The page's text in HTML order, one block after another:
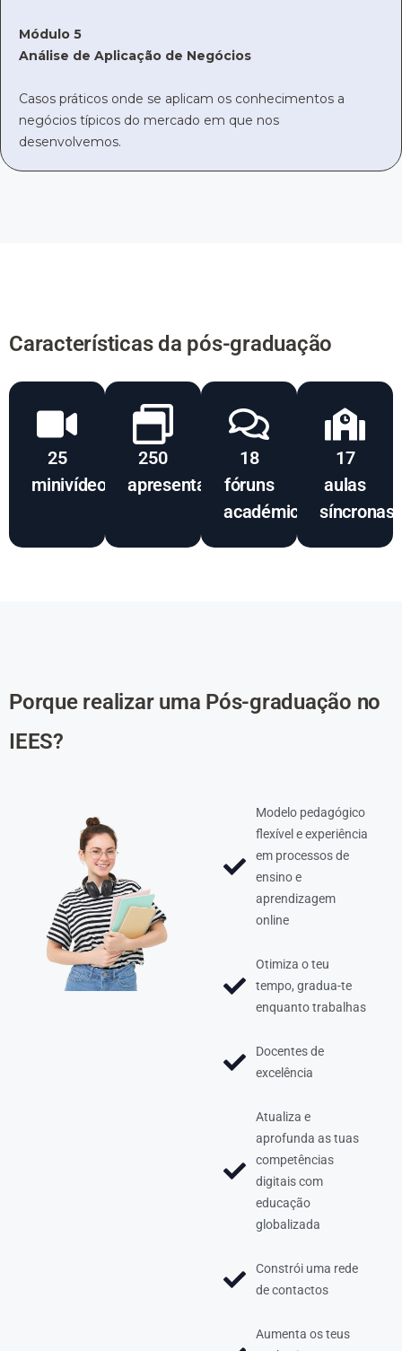
Módulo 5
Análise de Aplicação de Negócios
Casos práticos onde se aplicam os conhecimentos a
negócios típicos do mercado em que nos
desenvolvemos.
Características da pós-graduação
25
minivídeos
250
apresentações
18
fóruns
académicos
17
aulas
síncronas
Porque realizar uma Pós-graduação no
IEES?
Modelo pedagógico
flexível e experiência
em processos de
ensino e
aprendizagem
online
Otimiza o teu
tempo, gradua-te
enquanto trabalhas
Docentes de
excelência
Atualiza e
aprofunda as tuas
competências
digitais com
educação
globalizada
Constrói uma rede
de contactos
Aumenta os teus